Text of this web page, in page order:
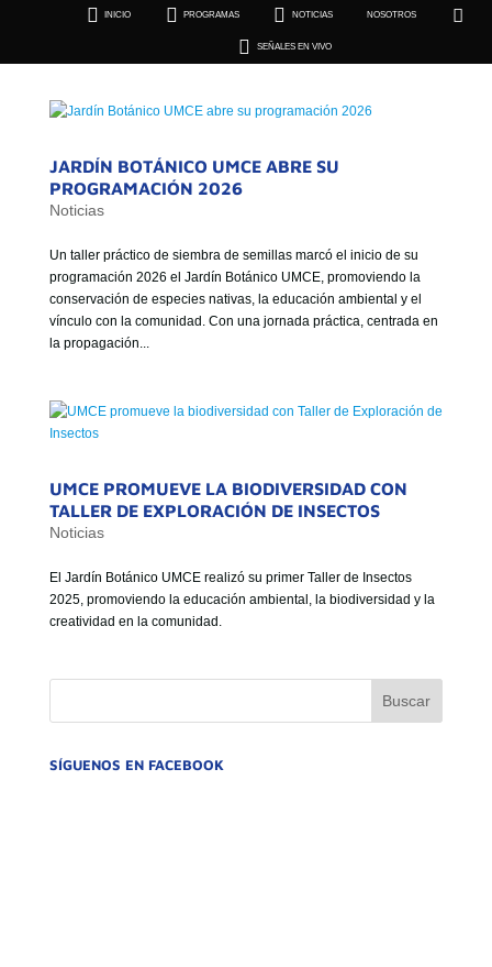
 INICIO  PROGRAMAS  NOTICIAS NOSOTROS 
 SEÑALES EN VIVO
 SEÑALES EN VIVO
JARDÍN BOTÁNICO UMCE ABRE SU
PROGRAMACIÓN 2026
Noticias
Un taller práctico de siembra de semillas marcó el inicio de su
programación 2026 el Jardín Botánico UMCE, promoviendo la
conservación de especies nativas, la educación ambiental y el
vínculo con la comunidad. Con una jornada práctica, centrada en
la propagación...
UMCE PROMUEVE LA BIODIVERSIDAD CON
TALLER DE EXPLORACIÓN DE INSECTOS
Noticias
El Jardín Botánico UMCE realizó su primer Taller de Insectos
2025, promoviendo la educación ambiental, la biodiversidad y la
creatividad en la comunidad.
SÍGUENOS EN FACEBOOK